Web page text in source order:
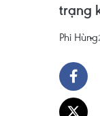
trạng
Phi Hùng